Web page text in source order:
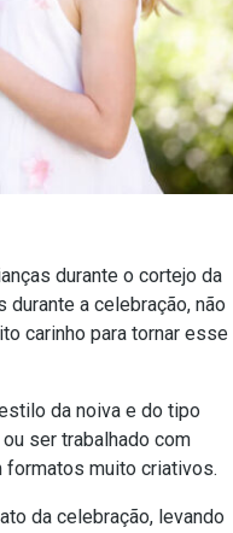
durante o cortejo da
durante a celebração, não
carinho para tornar esse
da noiva e do tipo
ser trabalhado com
formatos muito criativos.
da celebração, levando